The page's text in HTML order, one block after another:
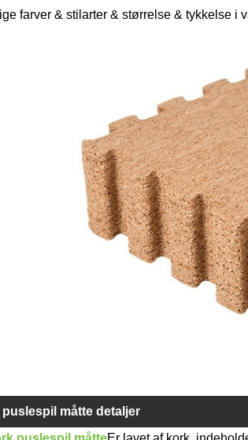
farver & stilarter & størrelse & tykkelse i
måtte detaljer